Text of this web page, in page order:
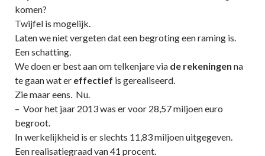
komen?
Twijfel is mogelijk.
Laten we niet vergeten dat een begroting een raming is.
Een schatting.
We doen er best aan om telkenjare via de rekeningen na
te gaan wat er effectief is gerealiseerd.
Zie maar eens. Nu.
– Voor het jaar 2013 was er voor 28,57 miljoen euro
begroot.
In werkelijkheid is er slechts 11,83 miljoen uitgegeven.
Een realisatiegraad van 41 procent.